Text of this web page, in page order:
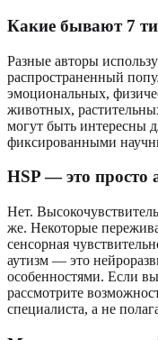
Какие бывают 7
Разные авторы
распространенный
эмоциональных,
животных,
могут быть интересны
фиксированными
HSP — это просто
Нет.
же. Некоторые
сенсорная
аутизм — это
особенностями. Если вы
рассмотрите
специалиста, а не